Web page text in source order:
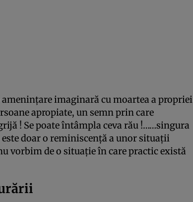
ameninţare imaginară cu moartea a propriei
apropiate, un semn prin care
! Se poate întâmpla ceva rău !……singura
este doar o reminiscenţă a unor situaţii
vorbim de o situaţie în care practic există